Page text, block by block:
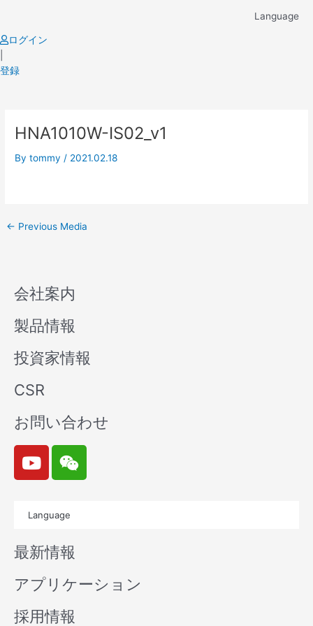
content
Language
ログイン
登録
HNA1010W-IS02_v1
Bytommy / 2021.02.18
navigation
← Previous Media
会社案内
製品情報
投資家情報
CSR
お問い合わせ
Y
o
u
b
e
W
e
i
n
Language
最新情報
アプリケーション
採用情報